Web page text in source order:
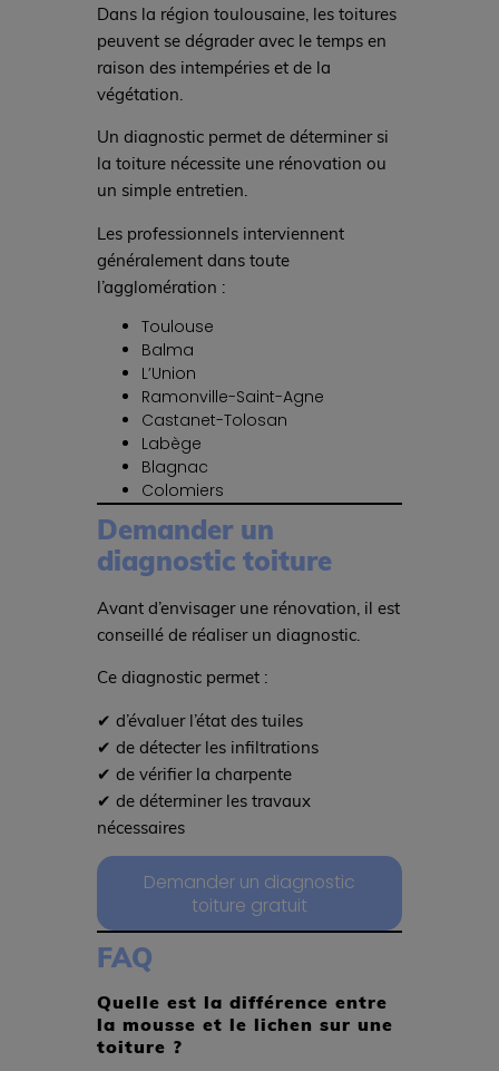
Dans la région toulousaine, les toitures
peuvent se dégrader avec le temps en
raison des intempéries et de la
végétation.
Un diagnostic permet de déterminer si
la toiture nécessite une rénovation ou
un simple entretien.
Les professionnels interviennent
généralement dans toute
l’agglomération :
Toulouse
Balma
L’Union
Ramonville-Saint-Agne
Castanet-Tolosan
Labège
Blagnac
Colomiers
Demander un
diagnostic toiture
Avant d’envisager une rénovation, il est
conseillé de réaliser un diagnostic.
Ce diagnostic permet :
✔ d’évaluer l’état des tuiles
✔ de détecter les infiltrations
✔ de vérifier la charpente
✔ de déterminer les travaux
nécessaires
Demander un diagnostic
toiture gratuit
FAQ
Quelle est la différence entre
la mousse et le lichen sur une
toiture ?